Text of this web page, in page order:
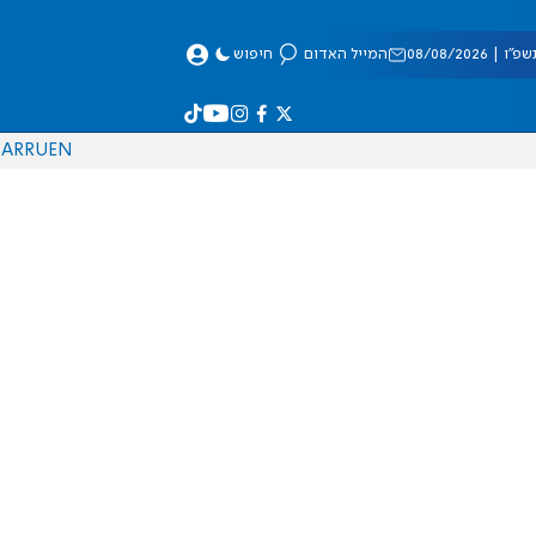
08/2026 המייל האדום חיפוש
EN
RU
AR